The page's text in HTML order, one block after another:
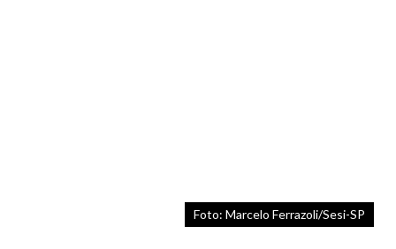
Foto: Marcelo Ferrazoli/Sesi-SP